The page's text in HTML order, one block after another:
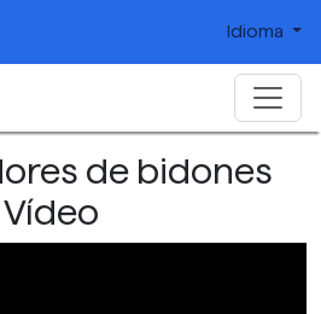
Idioma
de bidones
Vídeo